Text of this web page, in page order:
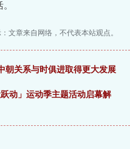
文章来自网络，不代表本站观点。
朝关系与时俱进取得更大发展
动」运动季主题活动启幕解